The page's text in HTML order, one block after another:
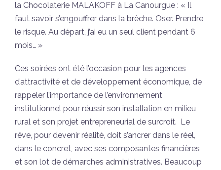
la Chocolaterie MALAKOFF à La Canourgue : « Il
faut savoir s’engouffrer dans la brèche. Oser. Prendre
le risque. Au départ, j’ai eu un seul client pendant 6
mois… »
Ces soirées ont été l’occasion pour les agences
d’attractivité et de développement économique, de
rappeler l’importance de l’environnement
institutionnel pour réussir son installation en milieu
rural et son projet entrepreneurial de surcroit. Le
rêve, pour devenir réalité, doit s’ancrer dans le réel,
dans le concret, avec ses composantes financières
et son lot de démarches administratives. Beaucoup